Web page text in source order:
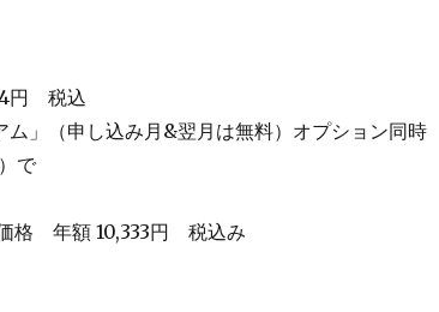
円 税込
」（申し込み月&翌月は無料）オプション同時
で
格 年額 10,333円 税込み